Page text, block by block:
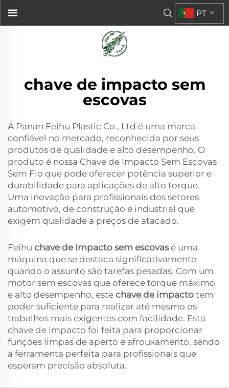
PT
chave de impacto sem
escovas
A Panan Feihu Plastic Co., Ltd é uma marca
confiável no mercado, reconhecida por seus
produtos de qualidade e alto desempenho. O
produto é nossa Chave de Impacto Sem Escovas
Sem Fio que pode oferecer potência superior e
durabilidade para aplicações de alto torque.
Uma inovação para profissionais dos setores
automotivo, de construção e industrial que
exigem qualidade a preços de atacado.
Feihu chave de impacto sem escovasé uma
máquina que se destaca significativamente
quando o assunto são tarefas pesadas. Com um
motor sem escovas que oferece torque máximo
e alto desempenho, este chave de impacto tem
poder suficiente para realizar até mesmo os
trabalhos mais exigentes com facilidade. Esta
chave de impacto foi feita para proporcionar
funções limpas de aperto e afrouxamento, sendo
a ferramenta perfeita para profissionais que
esperam precisão absoluta.